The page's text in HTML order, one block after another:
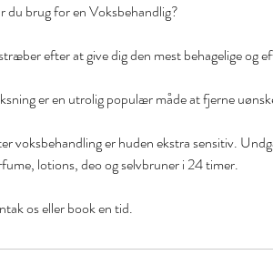
du brug for en Voksbehandlig?
efter at give dig den mest behagelige og
er en utrolig populær måde at fjerne
voksbehandling er huden ekstra sensitiv.
lotions, deo og selvbruner i 24 timer.
os eller book en tid.